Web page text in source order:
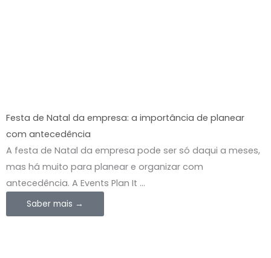
Festa de Natal da empresa: a importância de planear
com antecedência
A festa de Natal da empresa pode ser só daqui a meses,
mas há muito para planear e organizar com
antecedência. A Events Plan It ...
Saber mais →